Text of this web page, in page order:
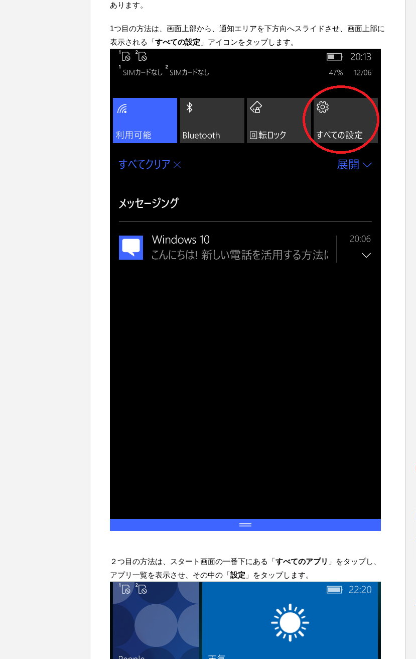
あります。
1つ目の方法は、画面上部から、通知エリアを下方向へスライドさせ、画面上部に
表示される「すべての設定 」アイコンをタップします。
２つ目の方法は、スタート画面の一番下にある「すべてのアプリ 」をタップし、
アプリ一覧を表示させ、その中の「設定 」をタップします。